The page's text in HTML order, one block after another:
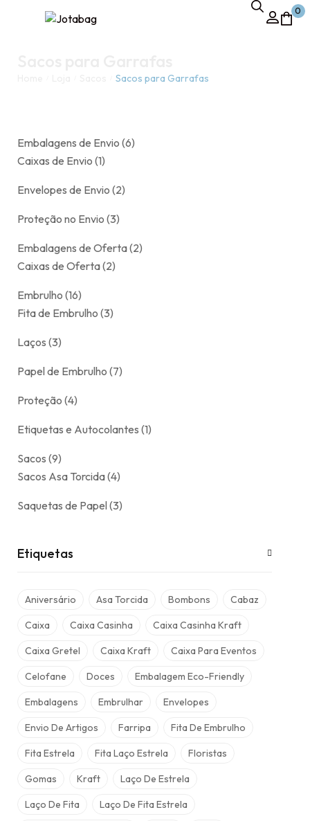
0
Sacos para Garrafas
Embalagens de Envio 6
Caixas de Envio 1
Envelopes de Envio 2
Proteção no Envio 3
Embalagens de Oferta 2
Caixas de Oferta 2
Embrulho 16
Fita de Embrulho 3
Laços 3
Papel de Embrulho 7
Proteção 4
Etiquetas e Autocolantes 1
Sacos 9
Sacos Asa Torcida 4
Saquetas de Papel 3
Etiquetas
Aniversário Asa Torcida Bombons Cabaz
Caixa Caixa Casinha Caixa Casinha Kraft
Caixa Gretel Caixa Kraft Caixa Para Eventos
Celofane Doces Embalagem Eco-Friendly
Embalagens Embrulhar Envelopes
Envio De Artigos Farripa Fita De Embrulho
Fita Estrela Fita Laço Estrela Floristas
Gomas Kraft Laço De Estrela
Laço De Fita Laço De Fita Estrela